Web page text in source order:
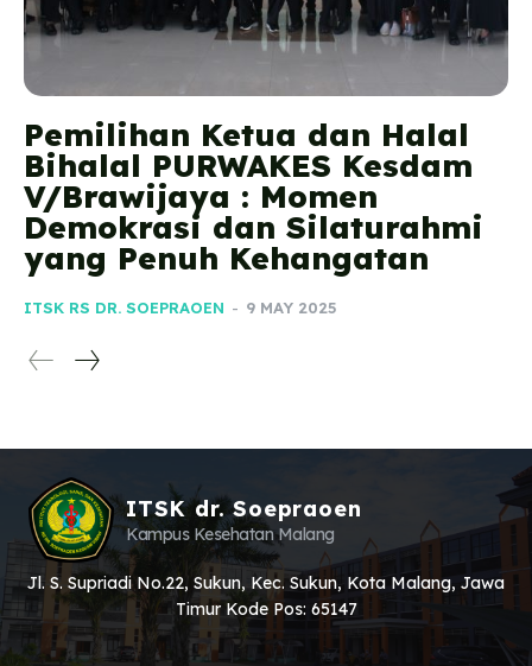
Pemilihan Ketua dan Halal
Bihalal PURWAKES Kesdam
V/Brawijaya : Momen
Demokrasi dan Silaturahmi
yang Penuh Kehangatan
ITSK RS DR. SOEPRAOEN - 9 MAY 2025
ITSK dr. Soepraoen
Kampus Kesehatan Malang
Jl. S. Supriadi No.22, Sukun, Kec. Sukun, Kota Malang, Jawa
Timur Kode Pos: 65147